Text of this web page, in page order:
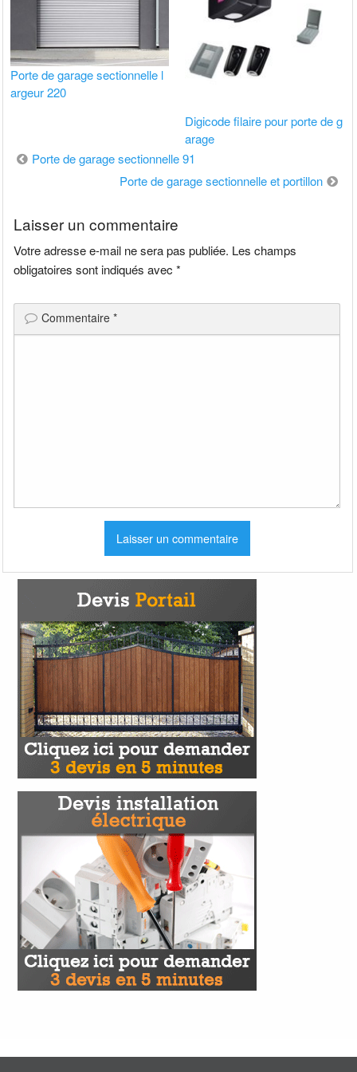
Porte de garage sectionnelle l
argeur 220
Digicode filaire pour porte de g
arage
Navigation
Porte de garage sectionnelle 91
Porte de garage sectionnelle et portillon
Laisser un commentaire
Votre adresse e-mail ne sera pas publiée. Les champs
obligatoires sont indiqués avec*
Commentaire*